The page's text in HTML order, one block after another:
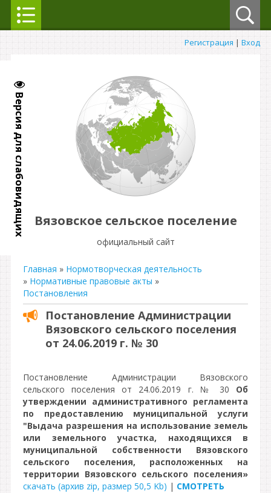
Версия для слабовидящих
Регистрация | Вход
Вязовское сельское поселение
официальный сайт
Главная » Нормотворческая деятельность
» Нормативные правовые акты »
Постановления
Постановление Администрации
Вязовского сельского поселения
от 24.06.2019 г. № 30
Постановление Администрации Вязовского
сельского поселения от 24.06.2019 г. № 30 Об
утверждении административного регламента
по предоставлению муниципальной услуги
"Выдача разрешения на использование земель
или земельного участка, находящихся в
муниципальной собственности Вязовского
сельского поселения, расположенных на
территории Вязовского сельского поселения»
скачать (архив zip, размер 50,5 Kb) | СМОТРЕТЬ